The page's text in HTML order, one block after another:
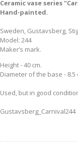
Ceramic vase series
Hand-painted.
Sweden, Gustavsberg,
Model: 244
Maker’s mark.
Height - 40 cm.
Diameter of the base - 8.5
Used, but in good
Gustavsberg_Carnival244